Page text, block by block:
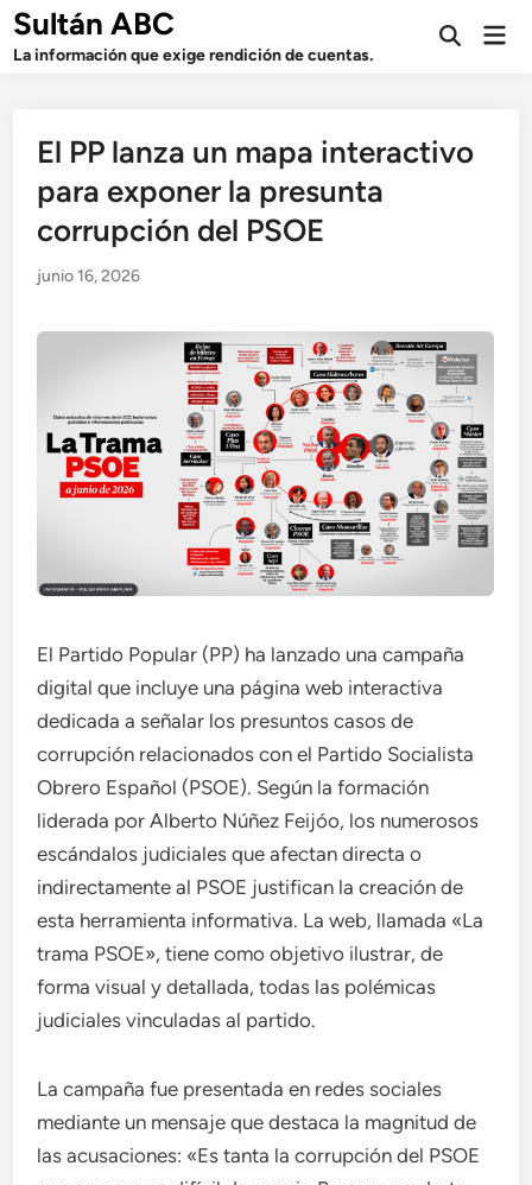
Saltar
contenido
Sultán ABC
La información que exige rendición de cuentas.
Abrir
El PP lanza un mapa interactivo
para exponer la presunta
corrupción del PSOE
junio 16, 2026
El Partido Popular (PP) ha lanzado una campaña
digital que incluye una página web interactiva
dedicada a señalar los presuntos casos de
corrupción relacionados con el Partido Socialista
Obrero Español (PSOE). Según la formación
liderada por Alberto Núñez Feijóo, los numerosos
escándalos judiciales que afectan directa o
indirectamente al PSOE justifican la creación de
esta herramienta informativa. La web, llamada «La
trama PSOE», tiene como objetivo ilustrar, de
forma visual y detallada, todas las polémicas
judiciales vinculadas al partido.
La campaña fue presentada en redes sociales
mediante un mensaje que destaca la magnitud de
las acusaciones: «Es tanta la corrupción del PSOE